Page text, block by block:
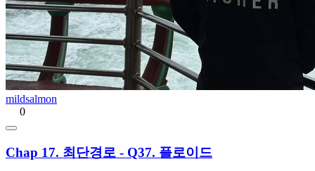
mildsalmon
0
Chap 17. 최단경로 - Q37. 플로이드